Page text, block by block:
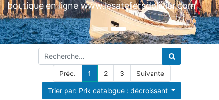
Préc. 1 2 3 Suivante
Trier par: Prix catalogue : décroissant